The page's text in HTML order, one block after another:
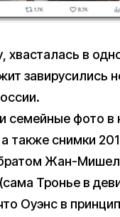
хвасталась в
завирусились
семейные фото в
снимки
Жан-
Тронье в
Оуэнс в